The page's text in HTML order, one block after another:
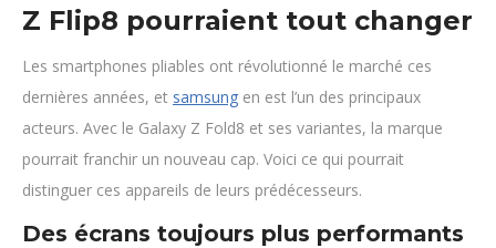
Z Flip8 pourraient tout changer
Les smartphones pliables ont révolutionné le marché ces
dernières années, et samsung en est l’un des principaux
acteurs. Avec le Galaxy Z Fold8 et ses variantes, la marque
pourrait franchir un nouveau cap. Voici ce qui pourrait
distinguer ces appareils de leurs prédécesseurs.
Des écrans toujours plus performants